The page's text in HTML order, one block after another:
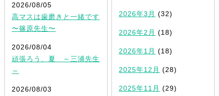
2026/08/05
高マスは歯磨きと一緒です
〜篠原先生〜
2026/08/04
頑張ろう、夏 ～三浦先生
～
2026/08/03
2026年3月 (32)
2026年2月 (18)
2026年1月 (18)
2025年12月 (28)
2025年11月 (29)